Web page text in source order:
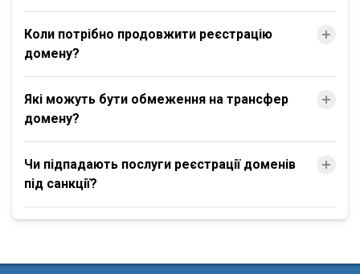
Коли потрібно продовжити реєстрацію
домену?
Які можуть бути обмеження на трансфер
домену?
Чи підпадають послуги реєстрації доменів
під санкції?